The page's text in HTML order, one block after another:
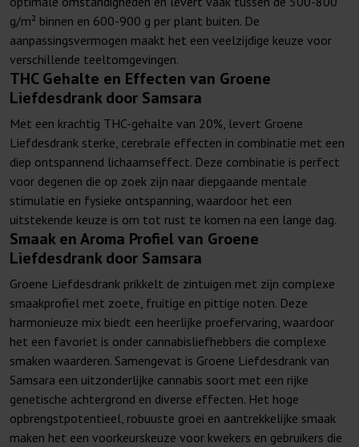
g/m² binnen en 600-900 g per plant buiten. De
aanpassingsvermogen maakt het een veelzijdige keuze voor
verschillende teeltomgevingen.
THC Gehalte en Effecten van Groene
Liefdesdrank door Samsara
Met een krachtig THC-gehalte van 20%, levert Groene
Liefdesdrank sterke, cerebrale effecten in combinatie met een
diep ontspannend lichaamseffect. Deze combinatie is perfect
voor degenen die op zoek zijn naar diepgaande mentale
stimulatie en fysieke ontspanning, waardoor het een
uitstekende keuze is om tot rust te komen na een lange dag.
Smaak en Aroma Profiel van Groene
Liefdesdrank door Samsara
Groene Liefdesdrank prikkelt de zintuigen met zijn complexe
smaakprofiel met zoete, fruitige en pittige noten. Deze
harmonieuze mix biedt een heerlijke proefervaring, waardoor
het een favoriet is onder cannabisliefhebbers die complexe
smaken waarderen. Samengevat is Groene Liefdesdrank van
Samsara een uitzonderlijke cannabis soort met een rijke
genetische achtergrond en diverse effecten. Het hoge
opbrengstpotentieel, robuuste groei en aantrekkelijke smaak
maken het een voorkeurskeuze voor kwekers en gebruikers die